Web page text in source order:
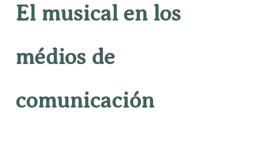
El musical en los
médios de
comunicación